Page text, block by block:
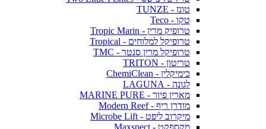
טונז - TUNZE
טקו - Teco
טרופיק מרין - Tropic Marin
טרופיקל למלוחים - Tropical
טרופיקל מרין סנטר - TMC
טריטון - TRITON
כימיקלין - ChemiClean
לגונה - LAGUNA
מארין פיור - MARINE PURE
מודרן ריף - Modern Reef
מיקרוב ליפט - Microbe Lift
מקספקט - Maxspect